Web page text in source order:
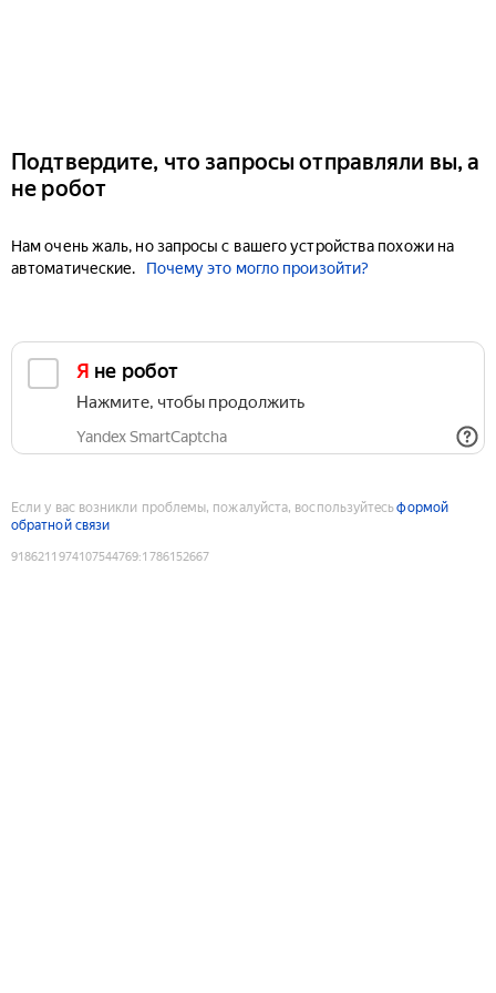
Подтвердите, что запросы отправляли вы, а
не робот
Нам очень жаль, но запросы с вашего устройства похожи на
автоматические.
Почему это могло произойти?
Я не робот
Нажмите, чтобы продолжить
Yandex SmartCaptcha
Если у вас возникли проблемы, пожалуйста, воспользуйтесьформой
обратной связи
9186211974107544769:1786152667